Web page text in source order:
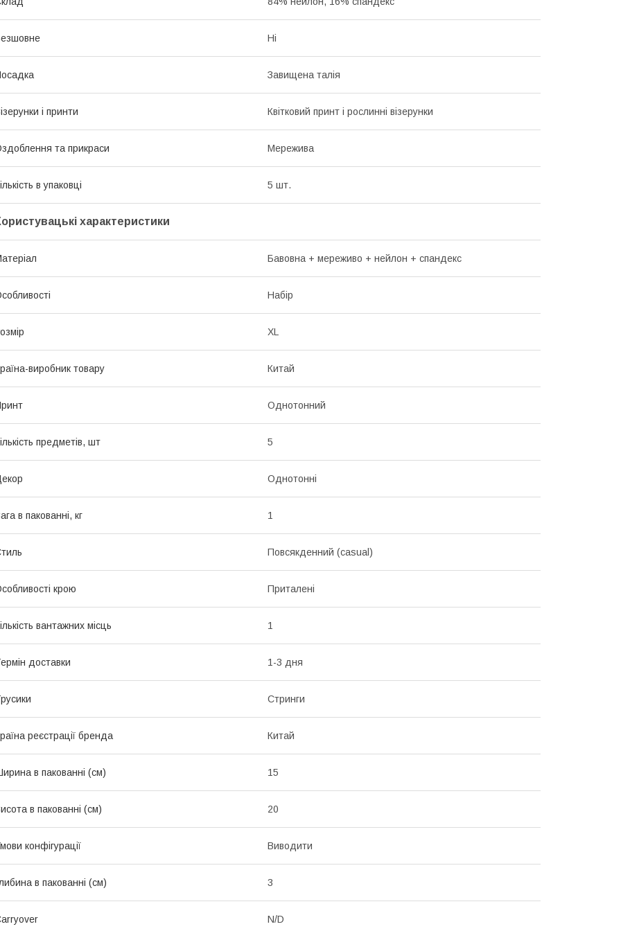
Ні
Завищена талія
і принти Квітковий принт і рослинні візерунки
та прикраси Мережива
в упаковці 5 шт.
характеристики
Бавовна + мереживо + нейлон + спандекс
Набір
XL
виробник товару Китай
Однотонний
предметів, шт 5
Однотонні
в пакованні, кг 1
Повсякденний (casual)
крою Приталені
вантажних місць 1
доставки 1-3 дня
Стринги
реєстрації бренда Китай
в пакованні (см) 15
в пакованні (см) 20
конфігурації Виводити
в пакованні (см) 3
N/D